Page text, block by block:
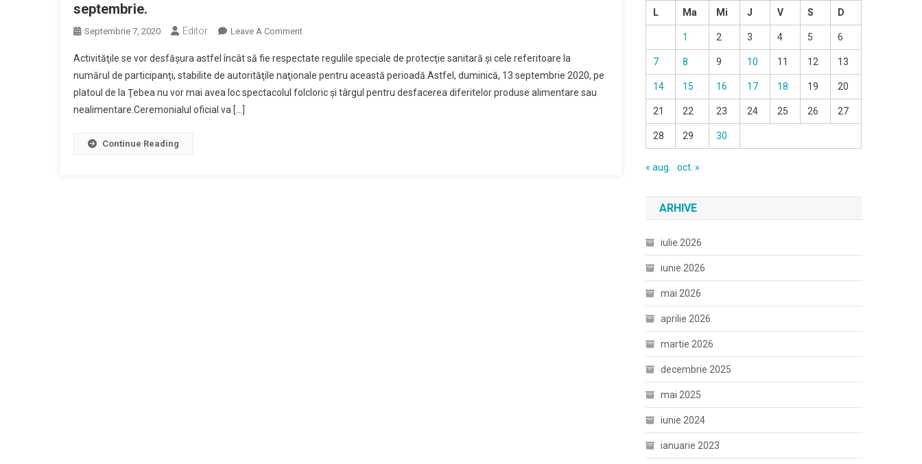
septembrie.
Septembrie 7, 2020 Editor Leave A CommentOn
Naţionale
De
La
Activităţile se vor desfăşura astfel încât să fie respectate regulile speciale de protecţie sanitară şi cele referitoare la
numărul de participanţi, stabilite de autorităţile naţionale pentru această perioadă.Astfel, duminică, 13 septembrie 2020, pe
platoul de la Ţebea nu vor mai avea loc spectacolul folcloric şi târgul pentru desfacerea diferitelor produse alimentare sau
nealimentare.Ceremonialul oficial va […]
Continue Reading
L
Ma Mi J V S D
1 2 3 4 5 6
7 8 9 10 11 12 13
14 15 16 17 18 19 20
21 22 23 24 25 26 27
28 29 30
« aug. oct. »
ARHIVE
iulie 2026
iunie 2026
mai 2026
aprilie 2026
martie 2026
decembrie 2025
mai 2025
iunie 2024
ianuarie 2023